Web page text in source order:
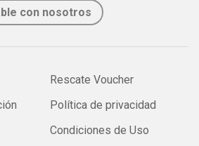
con nosotros
Rescate Voucher
Política de privacidad
Condiciones de Uso